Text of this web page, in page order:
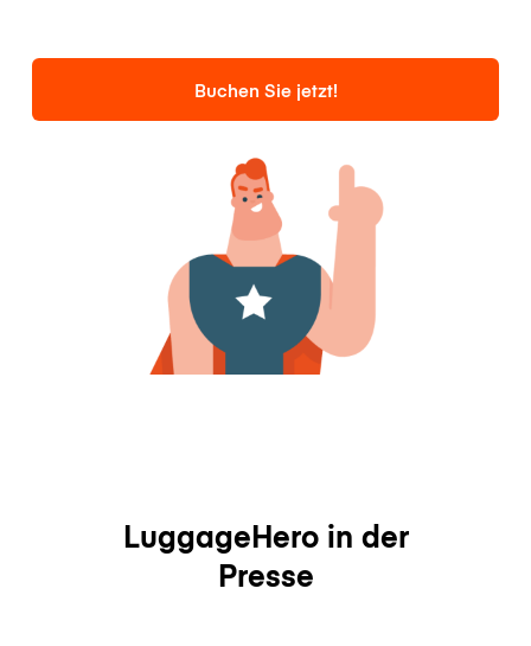
Buchen Sie jetzt!
LuggageHero in der
Presse